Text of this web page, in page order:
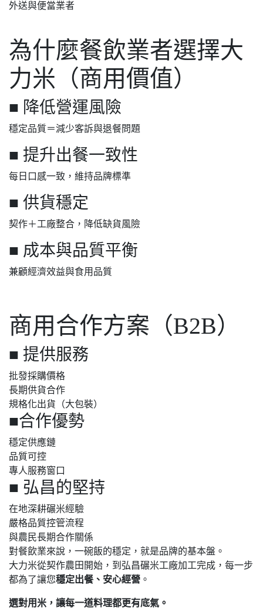
外送與便當業者
為什麼餐飲業者選擇大
力米（商用價值）
■ 降低營運風險
穩定品質＝減少客訴與退餐問題
■ 提升出餐一致性
每日口感一致，維持品牌標準
■ 供貨穩定
契作＋工廠整合，降低缺貨風險
■ 成本與品質平衡
兼顧經濟效益與食用品質
商用合作方案（B2B）
■ 提供服務
批發採購價格
長期供貨合作
規格化出貨（大包裝）
■合作優勢
穩定供應鏈
品質可控
專人服務窗口
■ 弘昌的堅持
在地深耕碾米經驗
嚴格品質控管流程
與農民長期合作關係
對餐飲業來說，一碗飯的穩定，就是品牌的基本盤。
大力米從契作農田開始，到弘昌碾米工廠加工完成，每一步
都為了讓您穩定出餐、安心經營 。
選對用米，讓每一道料理都更有底氣。